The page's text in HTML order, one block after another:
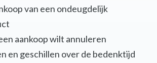
van een ondeugdelijk
aankoop wilt annuleren
en geschillen over de bedenktijd